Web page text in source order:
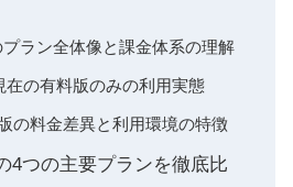
ラン全体像と課金体系の理解
在の有料版のみの利用実態
の料金差異と利用環境の特徴
4つの主要プランを徹底比